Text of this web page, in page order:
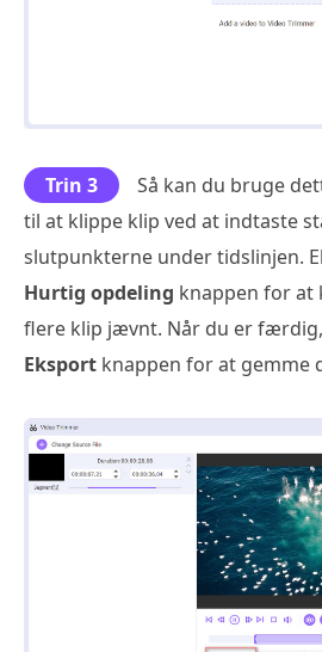
Trin 3
Så kan du bruge
til at klippe klip ved at indtaste
slutpunkterne under tidslinjen.
Hurtig opdeling knappen for at
flere klip jævnt. Når du er
Eksport knappen for at gemme